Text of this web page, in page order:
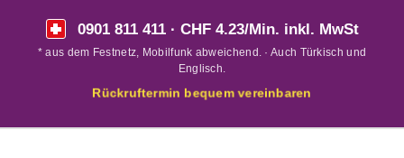
0901 811 411· CHF 4.23/Min. inkl. MwSt
* aus dem Festnetz, Mobilfunk abweichend. · Auch Türkisch und
Englisch.
Rückruftermin bequem vereinbaren